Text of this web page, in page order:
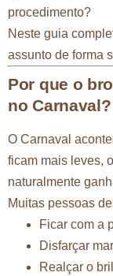
procedimento?
Neste guia
assunto de forma
Por que o
no Carnaval?
O Carnaval
ficam mais leves,
naturalmente
Muitas pessoas
Ficar com a
Disfarçar
Realçar o